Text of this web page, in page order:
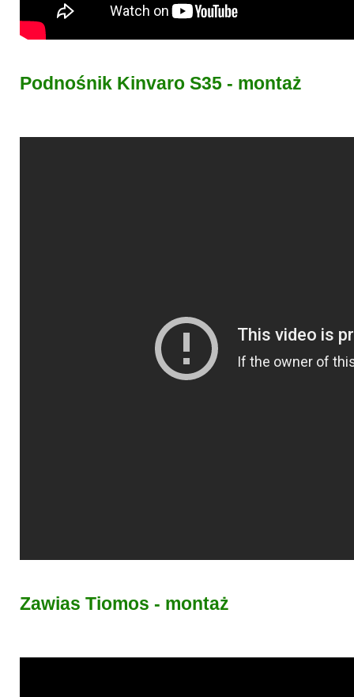
Podnośnik Kinvaro S35 - montaż
Zawias Tiomos - montaż